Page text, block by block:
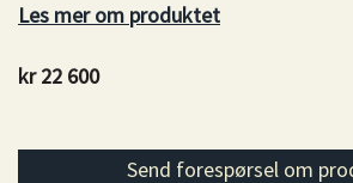
Les mer om produktet
kr22 600
Støtbelaster 0,75 m3, Top 3 pumpe -
Send forespørsel om